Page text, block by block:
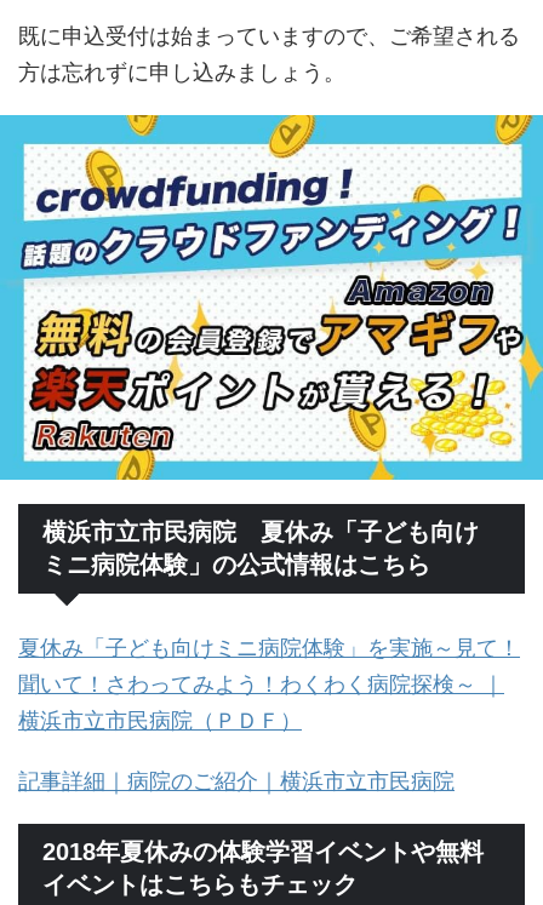
既に申込受付は始まっていますので、ご希望される
方は忘れずに申し込みましょう。
横浜市立市民病院 夏休み「子ども向け
ミニ病院体験」の公式情報はこちら
夏休み「子ども向けミニ病院体験」を実施～見て！
聞いて！さわってみよう！わくわく病院探検～ ｜
横浜市立市民病院（ＰＤＦ）
記事詳細｜病院のご紹介｜横浜市立市民病院
2018年夏休みの体験学習イベントや無料
イベントはこちらもチェック